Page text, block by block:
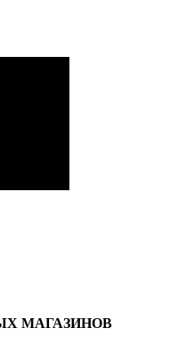
МАГАЗИНОВ